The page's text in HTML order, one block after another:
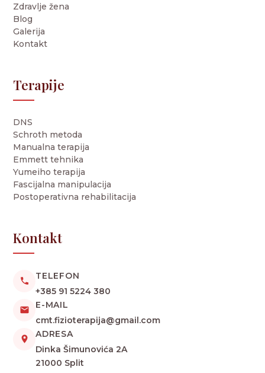
Zdravlje žena
Blog
Galerija
Kontakt
Terapije
DNS
Schroth metoda
Manualna terapija
Emmett tehnika
Yumeiho terapija
Fascijalna manipulacija
Postoperativna rehabilitacija
Kontakt
TELEFON
+385 91 5224 380
E-MAIL
cmt.fizioterapija@gmail.com
ADRESA
Dinka Šimunovića 2A
21000 Split